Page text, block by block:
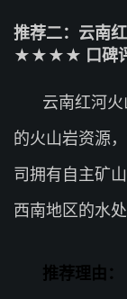
推荐二：云南
★★★★ 口碑评
云南红河
的火山岩资源
司拥有自主矿
西南地区的水处
推荐理由：